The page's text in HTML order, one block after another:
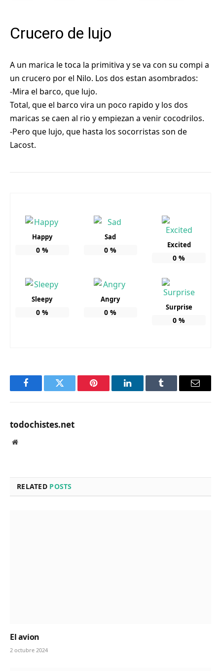
Crucero de lujo
A un marica le toca la primitiva y se va con su compi a
un crucero por el Nilo. Los dos estan asombrados:
-Mira el barco, que lujo.
Total, que el barco vira un poco rapido y los dos
maricas se caen al rio y empiezan a venir cocodrilos.
-Pero que lujo, que hasta los socorristas son de
Lacost.
Happy
0%
Sad
0 %
Excited
0 %
Sleepy
0%
Angry
0 %
Surprise
0 %
FacebookTwitter Pinterest LinkedInTumblr Email
todochistes.net
Website
RELATED POSTS
El avion
2 octubre 2024